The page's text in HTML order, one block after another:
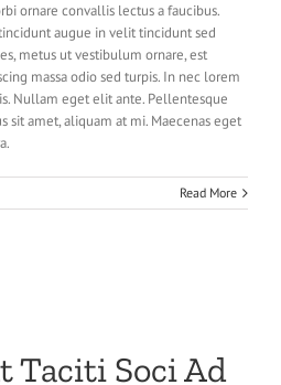
ornare convallis lectus a faucibus.
augue in velit tincidunt sed
metus ut vestibulum ornare, est
massa odio sed turpis. In nec lorem
Nullam eget elit ante. Pellentesque
sit amet, aliquam at mi. Maecenas eget
Read More
Taciti Soci Ad